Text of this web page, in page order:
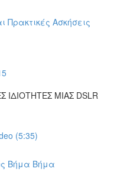
Πρακτικές Ασκήσεις
ΙΔΙΟΤΗΤΕΣ ΜΙΑΣ DSLR
(5:35)
Βήμα Βήμα